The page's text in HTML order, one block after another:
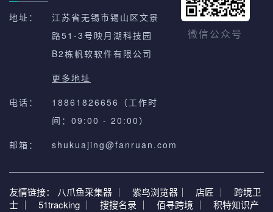
地址：
江苏省无锡市锡山区文景
路51-3号映月湖科技园
B2栋帆软软件有限公司
更多地址
电话：
18861826656（工作时
间：09:00 - 20:00）
邮箱：
shukuajing@fanruan.com
微信公众号
友情链接： 八爪鱼采集器 ｜ 紫鸟浏览器｜ 店匠 ｜
跨境卫
士 ｜
51tracking ｜ 搜搜名录 ｜ 佰寻跨境 ｜
积特知识产